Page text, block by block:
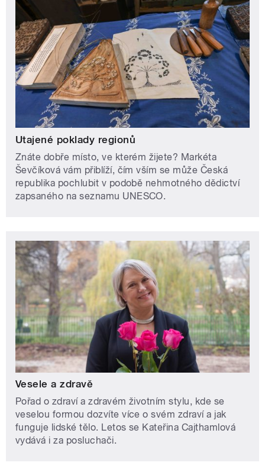
Utajené poklady regionů
Znáte dobře místo, ve kterém žijete? Markéta
Ševčíková vám přiblíží, čím vším se může Česká
republika pochlubit v podobě nehmotného dědictví
zapsaného na seznamu UNESCO.
Vesele a zdravě
Pořad o zdraví a zdravém životním stylu, kde se
veselou formou dozvíte více o svém zdraví a jak
funguje lidské tělo. Letos se Kateřina Cajthamlová
vydává i za posluchači.